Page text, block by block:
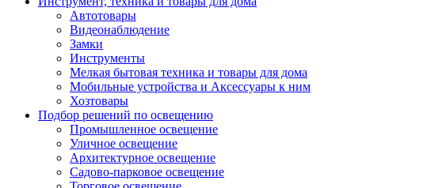
Автотовары
Видеонаблюдение
Замки
Инструменты
Мелкая бытовая техника и товары для дома
Мобильные устройства и Аксессуары к ним
Хозтовары
Подбор решений по освещению
Промышленное освещение
Уличное освещение
Архитектурное освещение
Садово-парковое освещение